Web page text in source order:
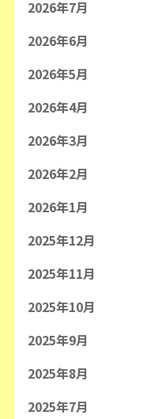
2026年7月
2026年6月
2026年5月
2026年4月
2026年3月
2026年2月
2026年1月
2025年12月
2025年11月
2025年10月
2025年9月
2025年8月
2025年7月